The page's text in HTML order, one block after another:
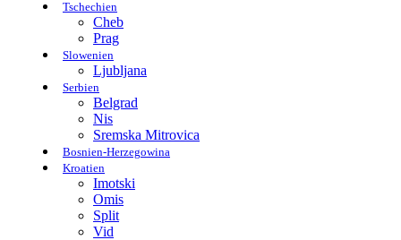
Tschechien
Cheb
Prag
Slowenien
Ljubljana
Serbien
Belgrad
Nis
Sremska Mitrovica
Bosnien-Herzegowina
Kroatien
Imotski
Omis
Split
Vid